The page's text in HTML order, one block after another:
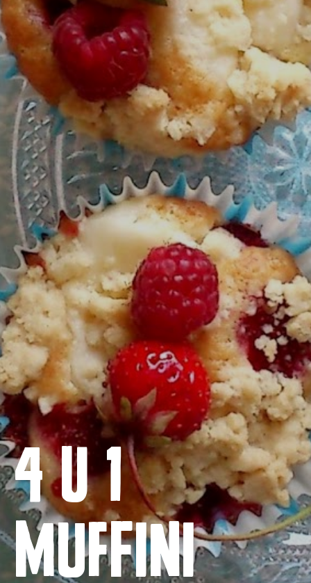
Naslovnica
Proizvodi
Recepti
Priča o ABC siru
Novosti
4 u 1
muffini